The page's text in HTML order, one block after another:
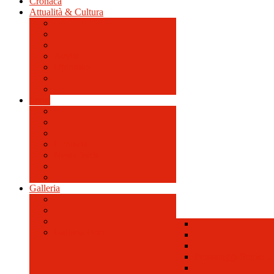
Attualità & Cultura
Galleria